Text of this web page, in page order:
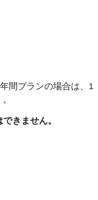
間プランの場合は、1
きません。